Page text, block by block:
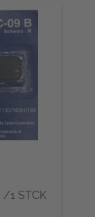
/1 STCK